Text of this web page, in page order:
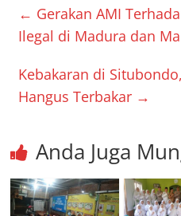
← Gerakan AMI
Ilegal di Madura dan
Kebakaran di
Hangus Terbakar →
Anda Juga